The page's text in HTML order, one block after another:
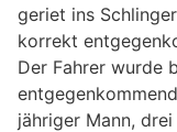
geriet ins
korrekt
Der Fahrer wurde
jähriger Mann,